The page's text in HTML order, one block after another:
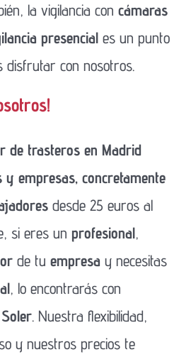
la vigilancia con cámaras
presencial es un punto
disfrutar con nosotros.
de trasteros en Madrid
y empresas, concretamente
desde 25 euros al
si eres un profesional,
de tu empresa y necesitas
, lo encontrarás con
. Nuestra flexibilidad,
y nuestros precios te